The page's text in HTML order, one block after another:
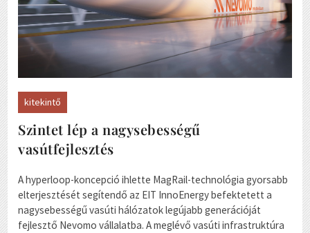
kitekintő
Szintet lép a nagysebességű
vasútfejlesztés
A hyperloop-koncepció ihlette MagRail-technológia gyorsabb
elterjesztését segítendő az EIT InnoEnergy befektetett a
nagysebességű vasúti hálózatok legújabb generációját
fejlesztő Nevomo vállalatba. A meglévő vasúti infrastruktúra